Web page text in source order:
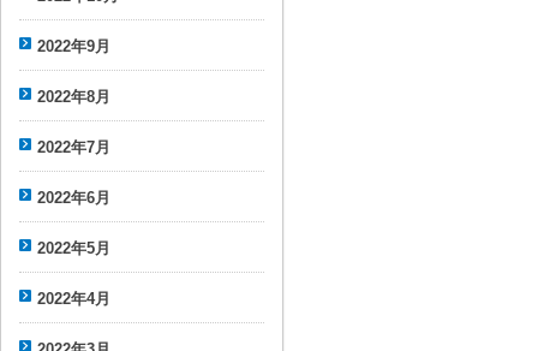
2022年9月
2022年8月
2022年7月
2022年6月
2022年5月
2022年4月